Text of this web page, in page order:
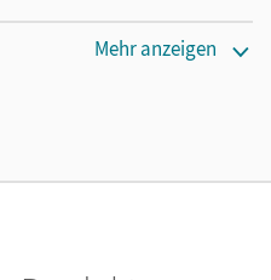
Mehr anzeigen